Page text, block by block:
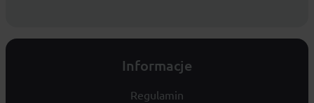
Informacje
Regulamin